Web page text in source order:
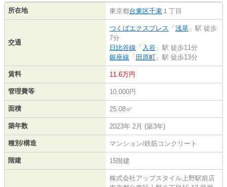
所在地 東京都台東区千束 １丁目
交通
つくばエクスプレス 「 浅草 」駅 徒歩
7分
日比谷線 「 入谷 」駅 徒歩11分
銀座線 「 田原町 」駅 徒歩13分
賃料 11.6万円
管理費等 10,000円
面積 25.08㎡
築年数 2023年 2月 (築3年)
種別/構造 マンション/鉄筋コンクリート
階建 15階建
株式会社アップスタイル上野駅前店